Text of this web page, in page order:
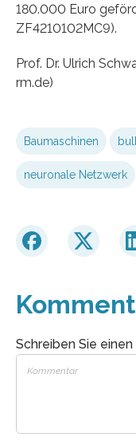
180.000 Euro
ZF4210102MC9).
Prof. Dr. Ulrich
rm.de)
Baumaschinen
neuronale Netzwerk
Schreiben Sie